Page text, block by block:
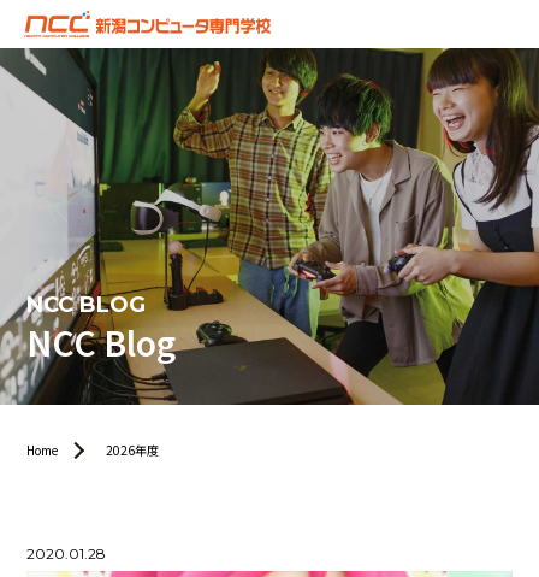
NCC BLOG
NCC Blog
Home 2026年度
2020.01.28